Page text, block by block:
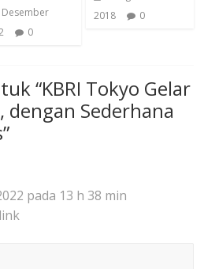
Desember
0
2018
0
“KBRI Tokyo Gelar
dengan Sederhana
”
pada 13 h 38 min